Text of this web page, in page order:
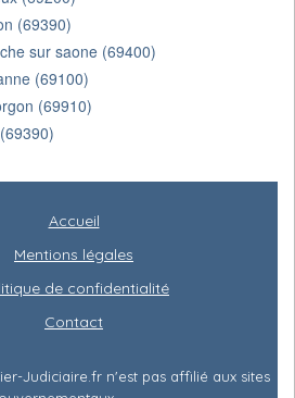
(69390)
sur saone (69400)
(69100)
(69910)
Accueil
Mentions légales
de confidentialité
Contact
Judiciaire.fr n'est pas affilié aux sites